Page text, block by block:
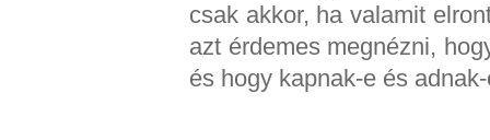
csak akkor, ha valamit
azt érdemes megnézni,
és hogy kapnak-e és